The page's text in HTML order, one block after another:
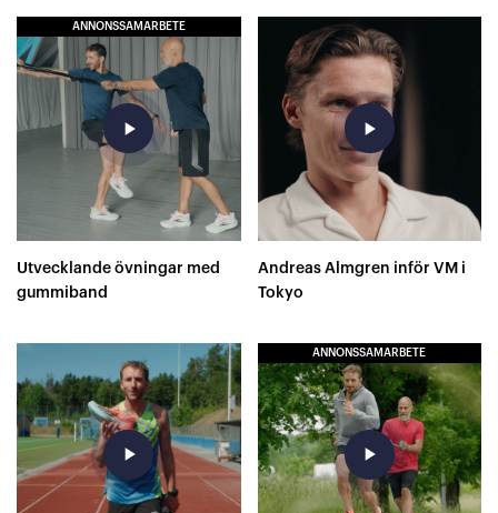
ANNONSSAMARBETE
play_arrow
Utvecklande övningar med
gummiband
play_arrow
Andreas Almgren inför VM i
Tokyo
play_arrow
ANNONSSAMARBETE
play_arrow